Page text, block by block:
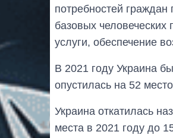
потребностей
базовых человеческих
услуги, обеспечение
В 2021 году Украина
опустилась на 52
Украина откатилась
места в 2021 году до